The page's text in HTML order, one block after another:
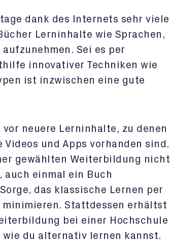
dank des Internets sehr viele
Lerninhalte wie Sprachen,
Sei es per
innovativer Techniken wie
ist inzwischen eine gute
neuere Lerninhalte, zu denen
und Apps vorhanden sind.
gewählten Weiterbildung nicht
auch einmal ein Buch
das klassische Lernen per
Stattdessen erhältst
bei einer Hochschule
wie du alternativ lernen kannst.